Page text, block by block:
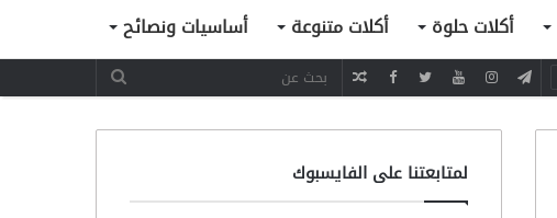
أكلات حلوة أكلات متنوعة أساسيات ونصائح
مقال
لمتابعتنا على الفايسبوك